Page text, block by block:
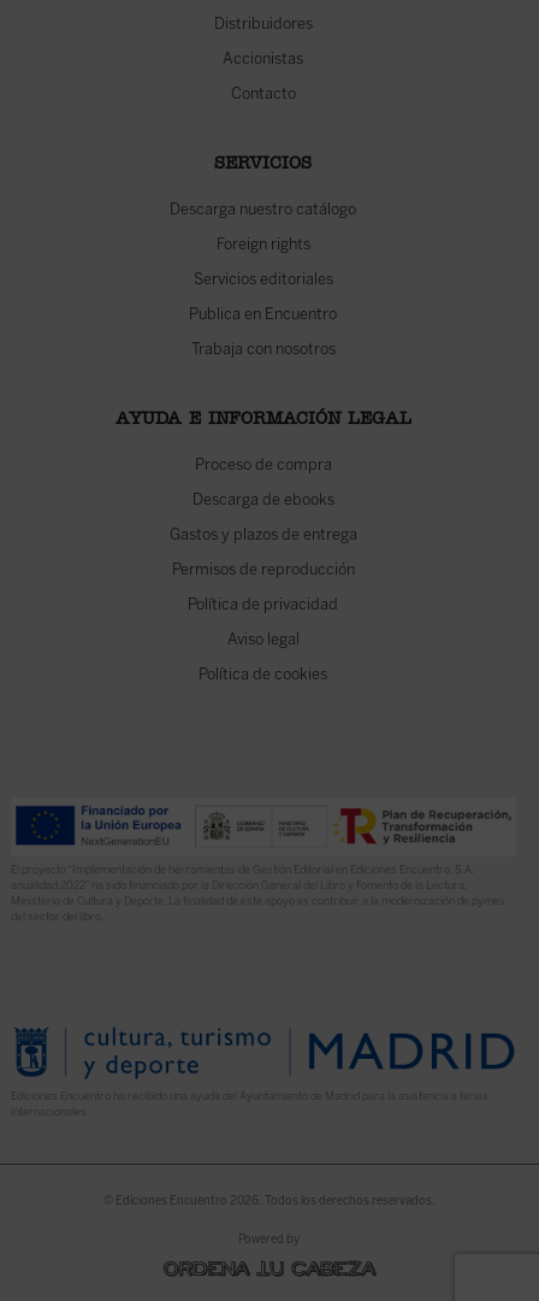
Distribuidores
Accionistas
Contacto
SERVICIOS
Descarga nuestro catálogo
Foreign rights
Servicios editoriales
Publica en Encuentro
Trabaja con nosotros
AYUDA E INFORMACIÓN LEGAL
Proceso de compra
Descarga de ebooks
Gastos y plazos de entrega
Permisos de reproducción
Política de privacidad
Aviso legal
Política de cookies
El proyecto “Implementación de herramientas de Gestión Editorial en Ediciones Encuentro, S.A.
anualidad 2022” ha sido financiado por la Dirección General del Libro y Fomento de la Lectura,
Ministerio de Cultura y Deporte. La finalidad de este apoyo es contribuir a la modernización de pymes
del sector del libro.
Ediciones Encuentro ha recibido una ayuda del Ayuntamiento de Madrid para la asistencia a ferias
© Ediciones Encuentro 2026. Todos los derechos reservados.
Powered by